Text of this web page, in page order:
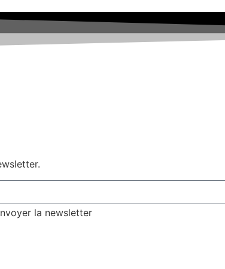
la newsletter